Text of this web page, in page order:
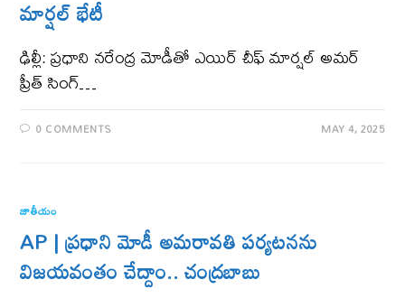
మార్షల్ భేటీ
ఢిల్లీ: ప్రధాని నరేంద్ర మోడీతో ఎయిర్ చీఫ్ మార్షల్ అమర్
ప్రీత్ సింగ్…
0 COMMENTS MAY 4, 2025
జాతీయం
AP | ప్రధాని మోడీ అమరావతి పర్యటనను
విజయవంతం చేద్దాం.. చంద్రబాబు